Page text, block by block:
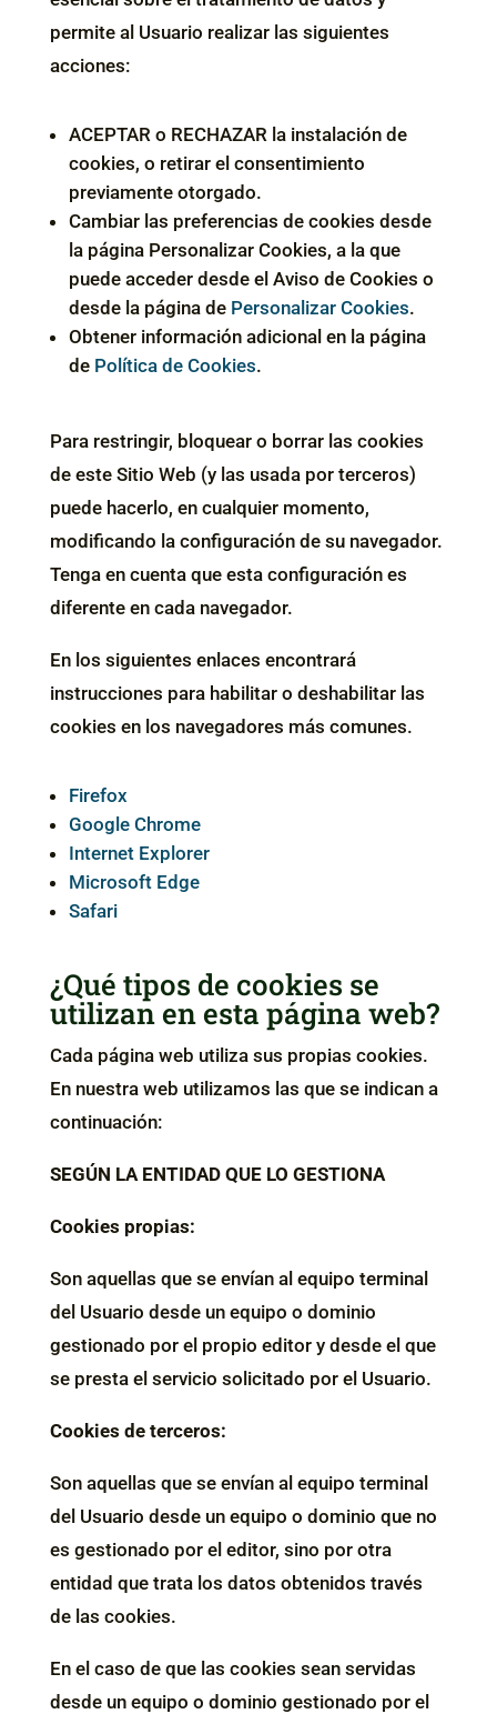
permite al Usuario realizar las siguientes
acciones:
ACEPTAR o RECHAZAR la instalación de
cookies, o retirar el consentimiento
previamente otorgado.
Cambiar las preferencias de cookies desde
la página Personalizar Cookies, a la que
puede acceder desde el Aviso de Cookies o
desde la página de Personalizar Cookies.
Obtener información adicional en la página
de Política de Cookies.
Para restringir, bloquear o borrar las cookies
de este Sitio Web (y las usada por terceros)
puede hacerlo, en cualquier momento,
modificando la configuración de su navegador.
Tenga en cuenta que esta configuración es
diferente en cada navegador.
En los siguientes enlaces encontrará
instrucciones para habilitar o deshabilitar las
cookies en los navegadores más comunes.
Firefox
Google Chrome
Internet Explorer
Microsoft Edge
Safari
¿Qué tipos de cookies se
utilizan en esta página web?
Cada página web utiliza sus propias cookies.
En nuestra web utilizamos las que se indican a
continuación:
SEGÚN LA ENTIDAD QUE LO GESTIONA
Cookies propias:
Son aquellas que se envían al equipo terminal
del Usuario desde un equipo o dominio
gestionado por el propio editor y desde el que
se presta el servicio solicitado por el Usuario.
Cookies de terceros:
Son aquellas que se envían al equipo terminal
del Usuario desde un equipo o dominio que no
es gestionado por el editor, sino por otra
entidad que trata los datos obtenidos través
de las cookies.
En el caso de que las cookies sean servidas
desde un equipo o dominio gestionado por el